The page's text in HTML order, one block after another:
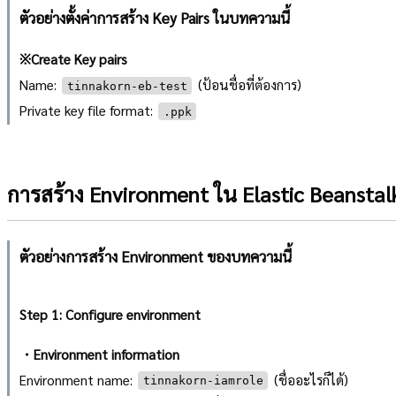
ตัวอย่างตั้งค่าการสร้าง Key Pairs ในบทความนี้
※Create Key pairs
Name:
tinnakorn-eb-test
(ป้อนชื่อที่ต้องการ)
Private key file format:
.ppk
การสร้าง Environment ใน Elastic
ตัวอย่างการสร้าง Environment ของบทความนี้
Step 1: Configure environment
・Environment information
Environment name:
tinnakorn-iamrole (ชื่ออะไรก็ได้)